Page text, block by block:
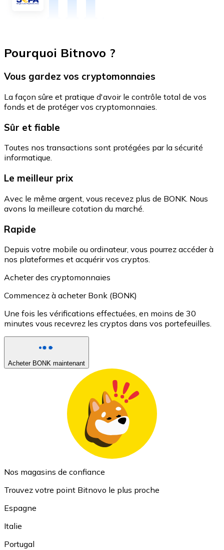
Pourquoi Bitnovo ?
Vous gardez vos cryptomonnaies
La façon sûre et pratique d'avoir le contrôle total de vos
fonds et de protéger vos cryptomonnaies.
Sûr et fiable
Toutes nos transactions sont protégées par la sécurité
informatique.
Le meilleur prix
Avec le même argent, vous recevez plus de BONK. Nous
avons la meilleure cotation du marché.
Rapide
Depuis votre mobile ou ordinateur, vous pourrez accéder à
nos plateformes et acquérir vos cryptos.
Acheter des cryptomonnaies
Commencez à acheter Bonk (BONK)
Une fois les vérifications effectuées, en moins de 30
minutes vous recevrez les cryptos dans vos portefeuilles.
Acheter BONK maintenant
Nos magasins de confiance
Trouvez votre point Bitnovo le plus proche
Espagne
Italie
Portugal